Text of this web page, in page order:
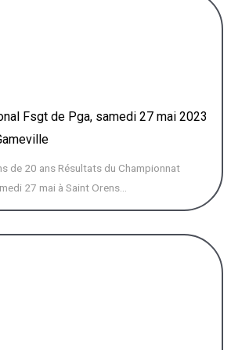
Fsgt de Pga, samedi 27 mai 2023
de 20 ans Résultats du Championnat
27 mai à Saint Orens...